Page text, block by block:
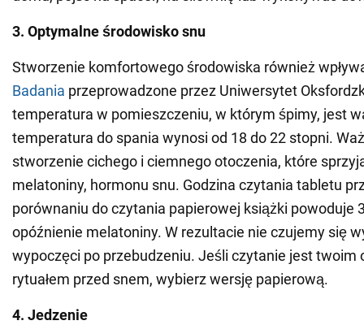
3. Optymalne środowisko snu
Stworzenie komfortowego środowiska również
Badania przeprowadzone przez Uniwersytet
temperatura w pomieszczeniu, w którym śpimy, jest
temperatura do spania wynosi od 18 do 22 stopni.
stworzenie cichego i ciemnego otoczenia, które
melatoniny, hormonu snu. Godzina czytania tabletu
porównaniu do czytania papierowej książki powoduje
opóźnienie melatoniny. W rezultacie nie czujemy się
wypoczęci po przebudzeniu. Jeśli czytanie jest twoim
rytuałem przed snem, wybierz wersję papierową.
4. Jedzenie